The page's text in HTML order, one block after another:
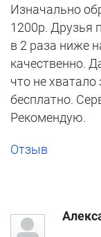
Изначально
1200р. Друзья
в 2 раза ниже
качественно.
что не
бесплатно.
Рекомендую.
Отзыв